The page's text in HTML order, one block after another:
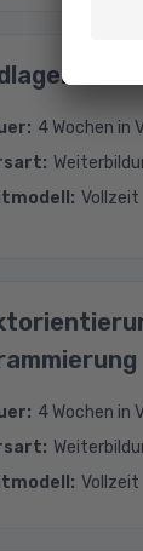
: 4 Wochen in
:
: Vollzeit
: 4 Wochen in
:
: Vollzeit